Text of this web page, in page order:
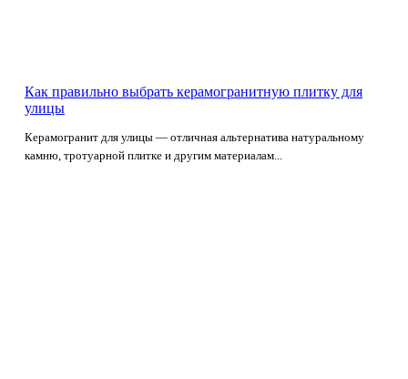
Как правильно выбрать керамогранитную плитку для
улицы
Керамогранит для улицы — отличная альтернатива натуральному
камню, тротуарной плитке и другим материалам...